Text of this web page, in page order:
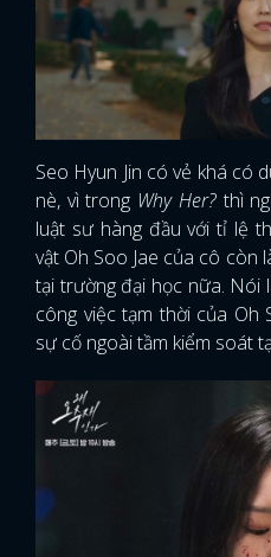
Seo Hyun Jin có vẻ khá có
nè, vì trong Why Her?thì
luật sư hàng đầu với tỉ lệ
vật Oh Soo Jae của cô còn
tại trường đại học nữa. Nói
công việc tạm thời của Oh
sự cố ngoài tầm kiểm soát